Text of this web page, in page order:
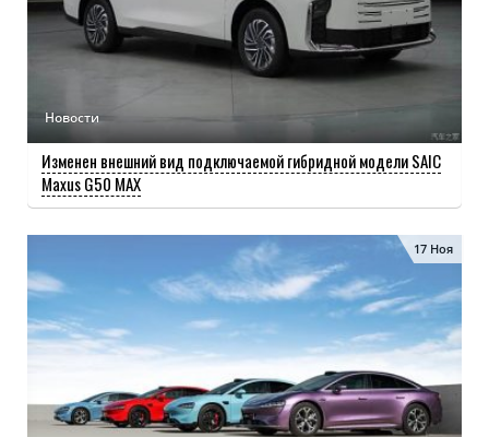
Новости
Изменен внешний вид подключаемой гибридной модели SAIC
Maxus G50 MAX
17 Ноя